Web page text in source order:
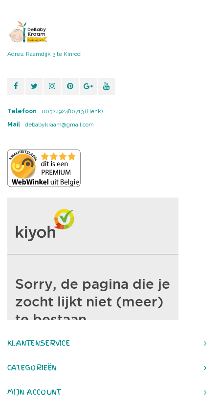
Adres: Raamdijk 3 te Kinrooi
Telefoon
0032492480713 (Henk)
Mail
debabykraam@gmail.com
KLANTENSERVICE
CATEGORIEËN
MIJN ACCOUNT